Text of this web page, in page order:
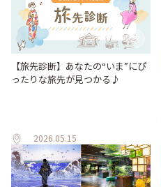
【旅先診断】あなたの“いま”にぴ
ったりな旅先が見つかる♪
2026.05.15